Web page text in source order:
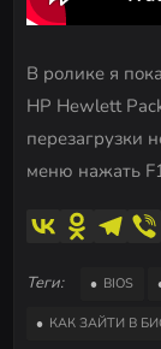
В ролике я
HP Hewlett
перезагрузки
меню нажать
Теги: BIOS
КАК ЗАЙТИ В